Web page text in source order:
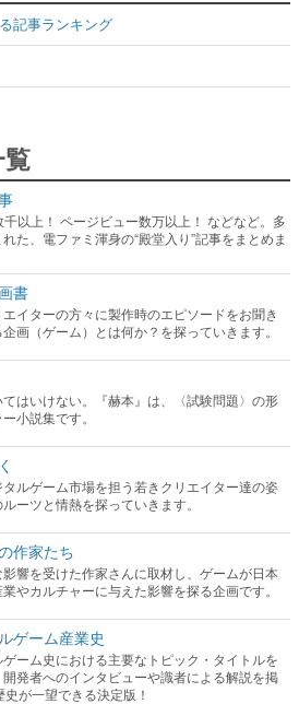
記事ランキング
以上！ ページビュー数万以上！ などなど。多
た、電ファミ渾身の“殿堂入り”記事をまとめま
書
イターの方々に製作時のエピソードをお聞き
画（ゲーム）とは何か？を探っていきます。
てはいけない。『赫本』は、〈試験問題〉の形
小説集です。
タルゲーム市場を担う若きクリエイター達の姿
ーツと情熱を探っていきます。
作家たち
響を受けた作家さんに取材し、ゲームが日本
やカルチャーに与えた影響を探る企画です。
ゲーム産業史
ーム史における主要なトピック・タイトルを
発者へのインタビューや識者による解説を掲
が一望できる決定版！